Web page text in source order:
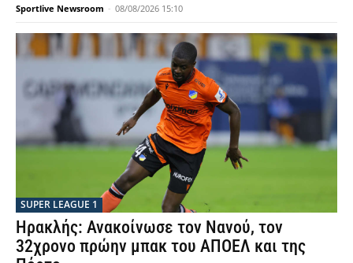
Sportlive Newsroom - 08/08/2026 15:10
SUPER LEAGUE 1
Ηρακλής: Ανακοίνωσε τον Νανού, τον
32χρονο πρώην μπακ του ΑΠΟΕΛ και της